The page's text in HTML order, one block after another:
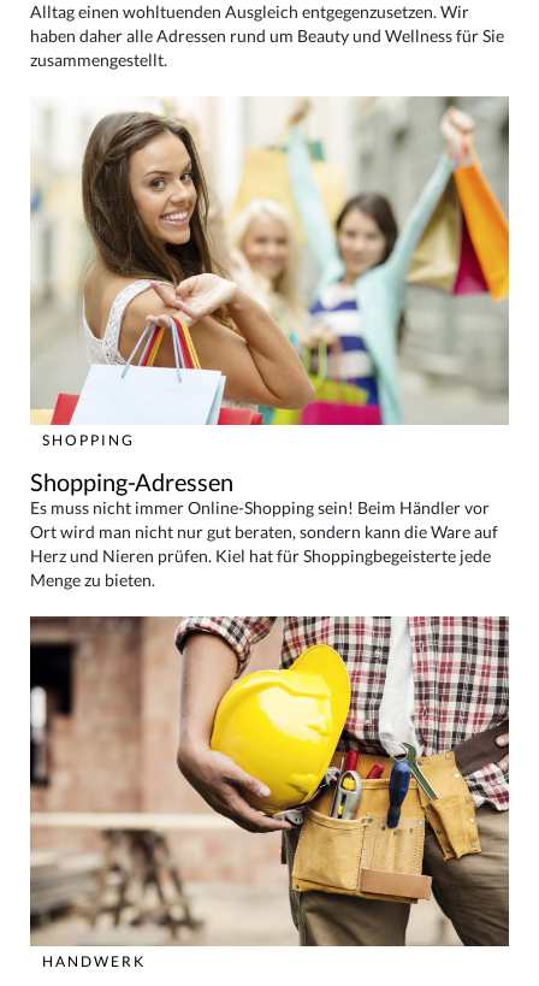
Alltag einen wohltuenden Ausgleich entgegenzusetzen. Wir
haben daher alle Adressen rund um Beauty und Wellness für Sie
zusammengestellt.
SHOPPING
Shopping-Adressen
Es muss nicht immer Online-Shopping sein! Beim Händler vor
Ort wird man nicht nur gut beraten, sondern kann die Ware auf
Herz und Nieren prüfen. Kiel hat für Shoppingbegeisterte jede
Menge zu bieten.
HANDWERK